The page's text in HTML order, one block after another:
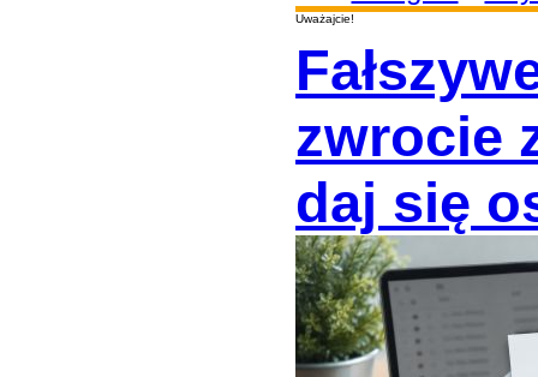
Uważajcie!
zwrocie
daj się